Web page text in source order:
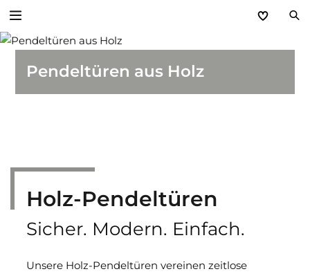
Spezialtüren
Rohrrahmenelemente
Multifunktionstüren
Pendeltüren aus Holz
Holz-Pendeltüren
Sicher. Modern. Einfach.
Unsere Holz-Pendeltüren vereinen zeitlose